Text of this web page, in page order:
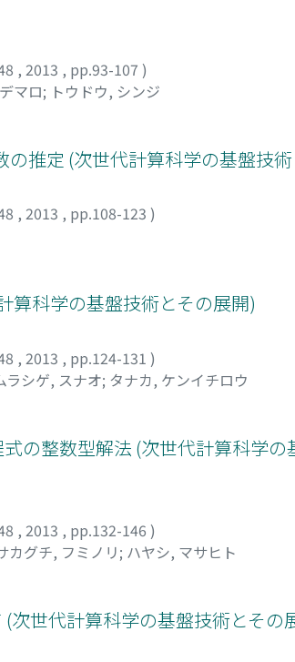
, 2013 , pp.93-107 )
マロ; トウドウ, シンジ
推定 (次世代計算科学の基盤技
, 2013 , pp.108-123 )
算科学の基盤技術とその展開)
, 2013 , pp.124-131 )
ラシゲ, スナオ; タナカ, ケンイチロウ
の整数型解法 (次世代計算科学の
, 2013 , pp.132-146 )
カグチ, フミノリ; ハヤシ, マサヒト
次世代計算科学の基盤技術とその